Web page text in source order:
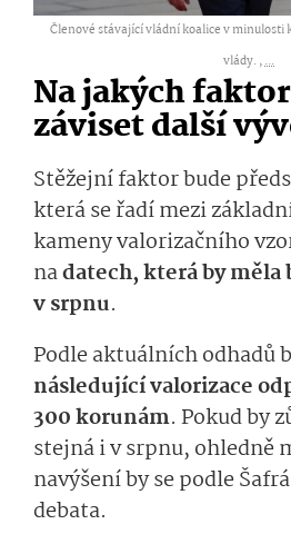
Členové stávající vládní koalice v
vlády. ,...
Na jakých
záviset další
Stěžejní faktor bude
která se řadí mezi
kameny valorizačního
nadatech, která by měla
v srpnu.
Podle aktuálních odhadů
následující valorizace
300 korunám. Pokud by
stejná i v srpnu, ohledně
navýšení by se podle
debata.